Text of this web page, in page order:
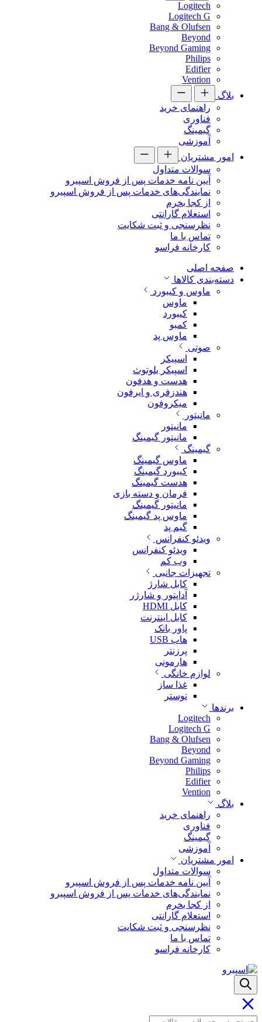
Logitech
Logitech G
Bang & Olufsen
Beyond
Beyond Gaming
Philips
Edifier
Vention
بلاگ
راهنمای خرید
فناوری
گیمینگ
آموزشی
امور مشتریان
سوالات متداول
آیین نامه خدمات پس از فروش اسپیرو
نمایندگی‌های خدمات پس از فروش اسپیرو
از کجا بخرم
استعلام گارانتی
نظرسنجی و ثبت شکایت
تماس با ما
کارخانه فراسو
صفحه اصلی
دسته‌بندی کالاها
ماوس و کیبورد
ماوس
کیبورد
کمبو
ماوس پد
صوتی
اسپیکر
اسپیکر بلوتوث
هدست و هدفون
هندزفری و ایرفون
میکروفون
مانیتور
مانیتور
مانیتور گیمینگ
گیمینگ
ماوس گیمینگ
کیبورد گیمینگ
هدست گیمینگ
فرمان و دسته بازی
مانیتور گیمینگ
ماوس پد گیمینگ
گیم پد
ویدئو کنفرانس
ویدئو کنفرانس
وب کم
تجهیزات جانبی
کابل شارژ
آداپتور و شارژر
کابل HDMI
کابل اینترنت
پاور بانک
هاب USB
پرزنتر
هارمونی
لوازم خانگی
غذا ساز
توستر
برندها
Logitech
Logitech G
Bang & Olufsen
Beyond
Beyond Gaming
Philips
Edifier
Vention
بلاگ
راهنمای خرید
فناوری
گیمینگ
آموزشی
امور مشتریان
سوالات متداول
آیین نامه خدمات پس از فروش اسپیرو
نمایندگی‌های خدمات پس از فروش اسپیرو
از کجا بخرم
استعلام گارانتی
نظرسنجی و ثبت شکایت
تماس با ما
کارخانه فراسو